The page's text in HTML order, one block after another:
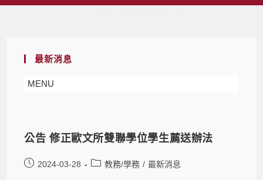
最新消息
MENU
公告 修正歐文所雙聯學位學生薦送辦法
2024-03-28 教務/學務 / 最新消息